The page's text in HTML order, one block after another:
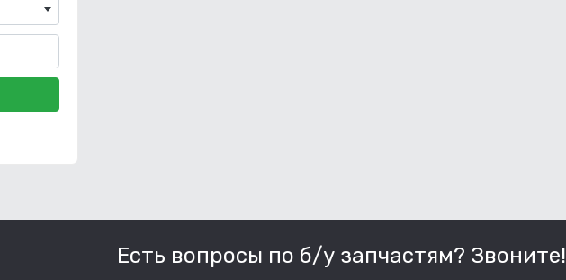
Есть вопросы по б/у запчастям? Звоните!